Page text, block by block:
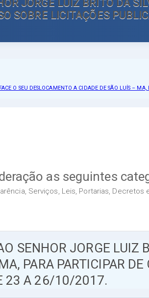
JORGE LUIZ BRITO DA
SOBRE LICITAÇÕES
O SEU DESLOCAMENTO A CIDADE DE SÃO LUÍS –
as seguintes
Serviços, Leis, Portarias, Decretos
SENHOR JORGE LUIZ
PARA PARTICIPAR
23 A 26/10/2017.